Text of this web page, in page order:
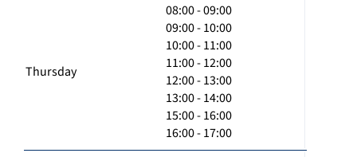
Thursday
08:00 - 09:00
09:00 - 10:00
10:00 - 11:00
11:00 - 12:00
12:00 - 13:00
13:00 - 14:00
15:00 - 16:00
16:00 - 17:00